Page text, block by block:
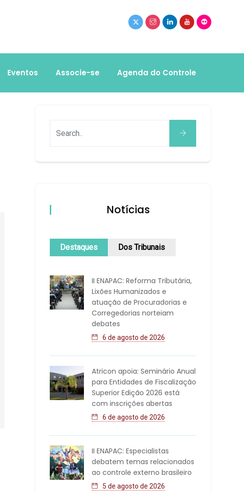
Eventos Associe-se Agenda do Controle
Notícias
Destaques Dos Tribunais
II ENAPAC: Reforma Tributária,
Lixões Humanizados e
atuação de Procuradorias e
Corregedorias norteiam
debates
6 de agosto de 2026
Atricon apoia: Seminário Anual
para Entidades de Fiscalização
Superior Edição 2026 está
com inscrições abertas
6 de agosto de 2026
II ENAPAC: Especialistas
debatem temas relacionados
ao controle externo brasileiro
5 de agosto de 2026